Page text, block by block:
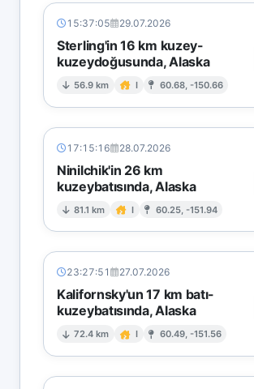
15:37:05 29.07.2026
Sterling'in 16 km kuzey-
kuzeydoğusunda, Alaska
56.9 km I 60.68, -150.66
17:15:16 28.07.2026
Ninilchik'in 26 km
kuzeybatısında, Alaska
81.1 km I 60.25, -151.94
23:27:51 27.07.2026
Kalifornsky'un 17 km batı-
kuzeybatısında, Alaska
72.4 km I 60.49, -151.56